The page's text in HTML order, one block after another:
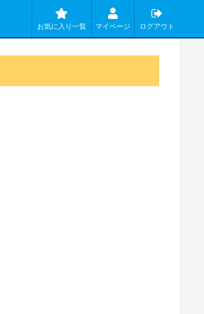
ログアウト
マイページ
お気に入り一覧